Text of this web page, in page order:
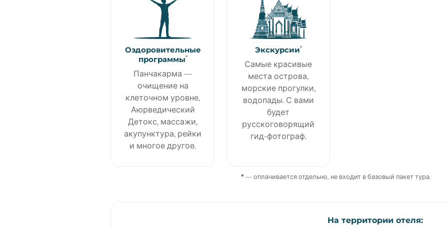
Оздоровительные
программы*
Панчакарма —
очищение на
клеточном уровне,
Аюрведический
Детокс, массажи,
акупунктура, рейки
и многое другое.
Экскурсии*
Самые красивые
места острова,
морские прогулки,
водопады. С вами
будет
русскоговорящий
гид-фотограф.
* — оплачивается отдельно, не входит в базовый пакет тура.
На территории отеля: